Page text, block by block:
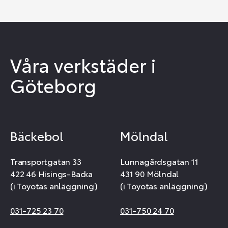
Våra verkstäder i
Göteborg
Bäckebol
Transportgatan 33
422 46 Hisings-Backa
(i Toyotas anläggning)
031-725 23 70
Mölndal
Lunnagårdsgatan 11
431 90 Mölndal
(i Toyotas anläggning)
031-750 24 70